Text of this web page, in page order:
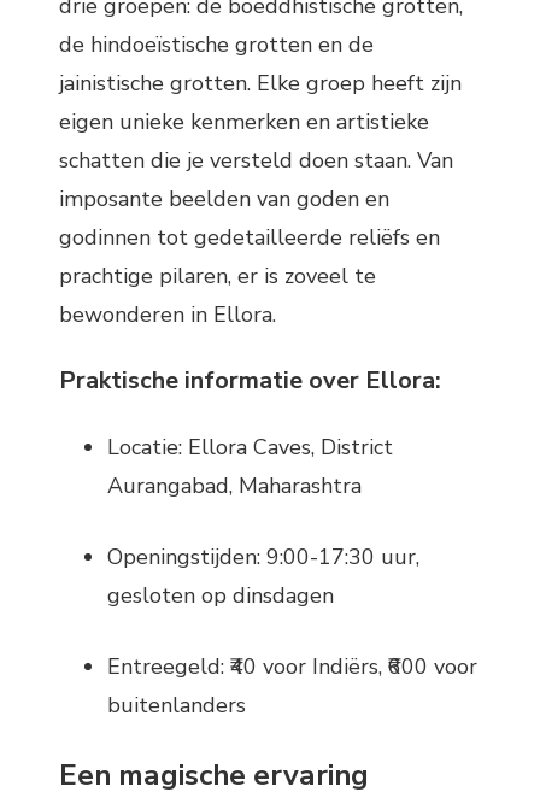
drie groepen: de boeddhistische grotten,
de hindoeïstische grotten en de
jainistische grotten. Elke groep heeft zijn
eigen unieke kenmerken en artistieke
schatten die je versteld doen staan. Van
imposante beelden van goden en
godinnen tot gedetailleerde reliëfs en
prachtige pilaren, er is zoveel te
bewonderen in Ellora.
Praktische informatie over Ellora:
Locatie: Ellora Caves, District
Aurangabad, Maharashtra
Openingstijden: 9:00-17:30 uur,
gesloten op dinsdagen
Entreegeld: ₹40 voor Indiërs, ₹600 voor
buitenlanders
Een magische ervaring